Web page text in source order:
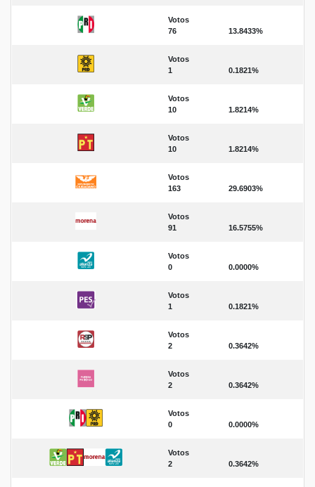
Votos
76
13.8433%
Votos
1
0.1821%
Votos
10
1.8214%
Votos
10
1.8214%
Votos
163
29.6903%
Votos
91
16.5755%
Votos
0
0.0000%
Votos
1
0.1821%
Votos
2
0.3642%
Votos
2
0.3642%
Votos
0
0.0000%
Votos
2
0.3642%